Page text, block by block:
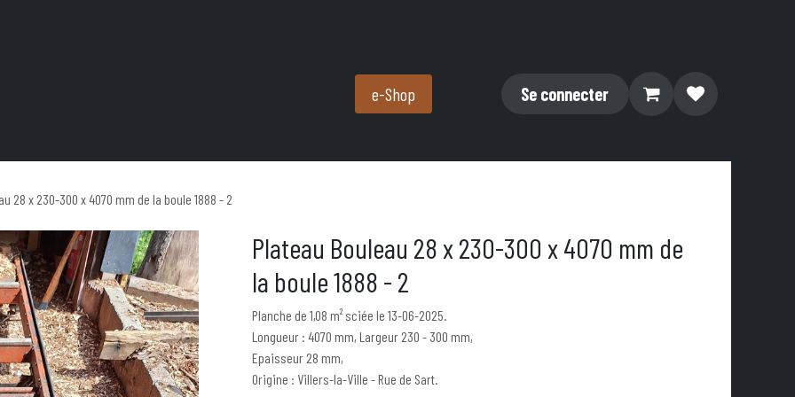
e-Shop Se connecter
28 x 230-300 x 4070 mm de la boule 1888 - 2
Plateau Bouleau 28 x 230-300 x 4070 mm de
la boule 1888 - 2
Planche de 1,08 m² sciée le 13-06-2025.
Longueur : 4070 mm, Largeur 230 - 300 mm,
Epaisseur 28 mm,
Origine : Villers-la-Ville - Rue de Sart.